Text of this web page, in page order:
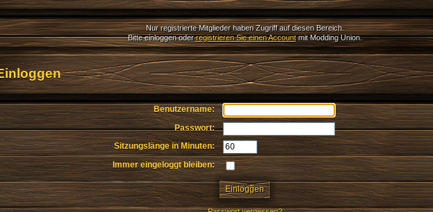
Nur registrierte Mitglieder haben Zugriff auf diesen Bereich.
Bitte einloggen oderregistrieren Sie einen Accountmit Modding Union.
Benutzername:
Passwort:
Sitzungslänge in Minuten:
Immer eingeloggt bleiben: